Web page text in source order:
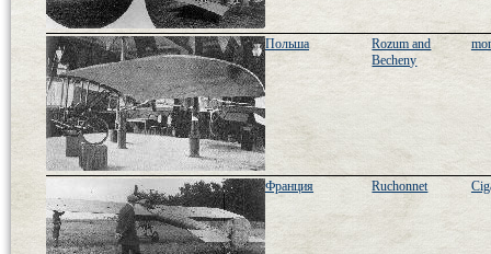
Польша
Rozum and
Becheny
Франция Ruchonnet